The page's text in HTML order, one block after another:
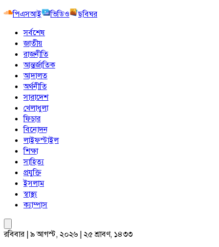
পিএসআই
ভিডিও
ছবিঘর
সর্বশেষ
জাতীয়
রাজনীতি
আন্তর্জাতিক
আদালত
অর্থনীতি
সারাদেশ
খেলাধুলা
ফিচার
বিনোদন
লাইফস্টাইল
শিক্ষা
সাহিত্য
প্রযুক্তি
ইসলাম
স্বাস্থ্য
ক্যাম্পাস
রবিবার | ৯ আগস্ট, ২০২৬ | ২৫ শ্রাবণ, ১৪৩৩